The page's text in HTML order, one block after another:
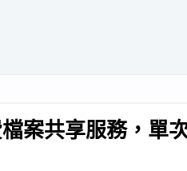
案共享服務，單